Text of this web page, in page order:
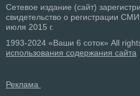
Сетевое издание (сайт)
свидетельство о регистрации
июля 2015 г.
1993-2024 «Ваши 6 соток» All
использования содержания сайта
Реклама